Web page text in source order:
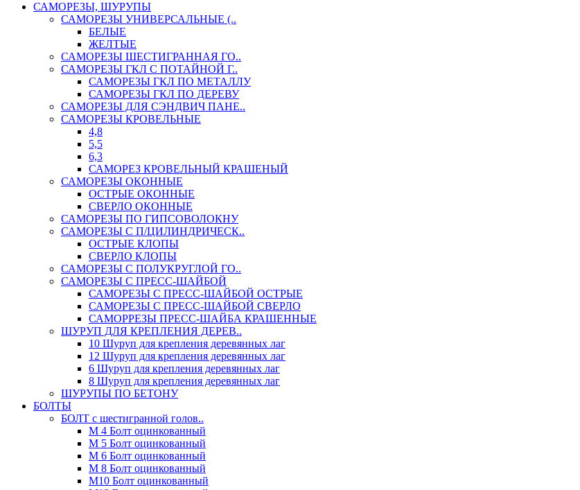
САМОРЕЗЫ, ШУРУПЫ
САМОРЕЗЫ УНИВЕРСАЛЬНЫЕ (..
БЕЛЫЕ
ЖЕЛТЫЕ
САМОРЕЗЫ ШЕСТИГРАННАЯ ГО..
САМОРЕЗЫ ГКЛ С ПОТАЙНОЙ Г..
САМОРЕЗЫ ГКЛ ПО МЕТАЛЛУ
САМОРЕЗЫ ГКЛ ПО ДЕРЕВУ
САМОРЕЗЫ ДЛЯ СЭНДВИЧ ПАНЕ..
САМОРЕЗЫ КРОВЕЛЬНЫЕ
4,8
5,5
6,3
САМОРЕЗ КРОВЕЛЬНЫЙ КРАШЕНЫЙ
САМОРЕЗЫ ОКОННЫЕ
ОСТРЫЕ ОКОННЫЕ
СВЕРЛО ОКОННЫЕ
САМОРЕЗЫ ПО ГИПСОВОЛОКНУ
САМОРЕЗЫ С П/ЦИЛИНДРИЧЕСК..
ОСТРЫЕ КЛОПЫ
СВЕРЛО КЛОПЫ
САМОРЕЗЫ С ПОЛУКРУГЛОЙ ГО..
САМОРЕЗЫ С ПРЕСС-ШАЙБОЙ
САМОРЕЗЫ С ПРЕСС-ШАЙБОЙ ОСТРЫЕ
САМОРЕЗЫ С ПРЕСС-ШАЙБОЙ СВЕРЛО
САМОРРЕЗЫ ПРЕСС-ШАЙБА КРАШЕННЫЕ
ШУРУП ДЛЯ КРЕПЛЕНИЯ ДЕРЕВ..
10 Шуруп для крепления деревянных лаг
12 Шуруп для крепления деревянных лаг
6 Шуруп для крепления деревянных лаг
8 Шуруп для крепления деревянных лаг
ШУРУПЫ ПО БЕТОНУ
БОЛТЫ
БОЛТ с шестигранной голов..
М 4 Болт оцинкованный
М 5 Болт оцинкованный
М 6 Болт оцинкованный
М 8 Болт оцинкованный
М10 Болт оцинкованный